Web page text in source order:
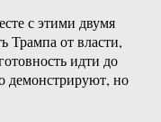
с этими двумя
Трампа от власти,
идти до
демонстрируют, но